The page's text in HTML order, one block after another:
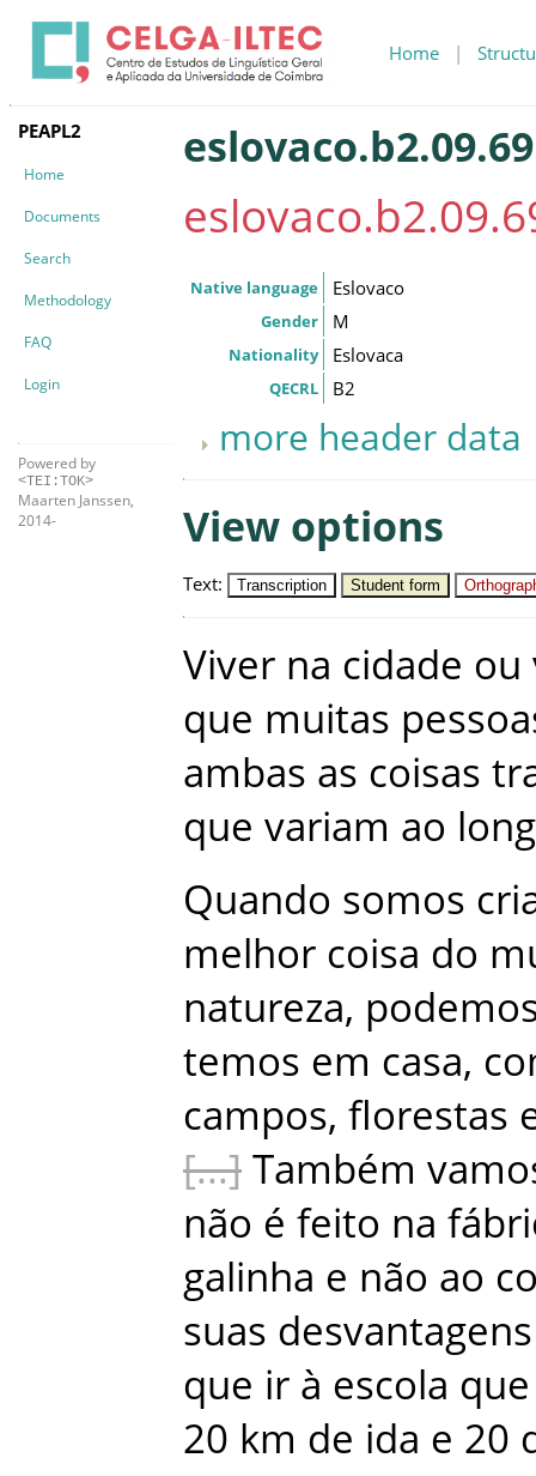
Home |
PEAPL2
Home
Documents
Search
Methodology
FAQ
Login
Powered by
<TEI:TOK>
Maarten Janssen,
2014-
Native language Eslovaco
Gender M
Nationality Eslovaca
QECRL B2
more header data
View options
Text: Transcription Student form
Viver na cidade ou
que muitas
ambas as coisas
que variam ao
Quando somos
melhor coisa do
natureza,
temos em casa,
campos, florestas
Também
não é feito na
galinha e não ao
suas desvantagens
que ir à escola que
20 km de ida e 20